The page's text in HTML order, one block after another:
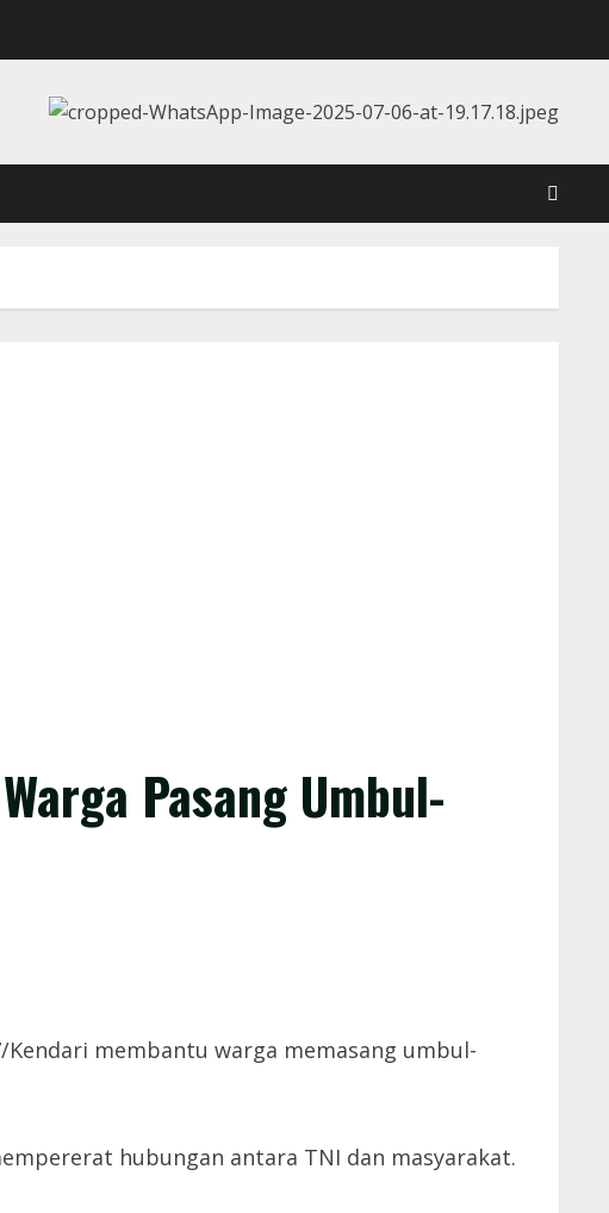
Pasang Umbul-
Kendari membantu warga memasang umbul-
hubungan antara TNI dan masyarakat.